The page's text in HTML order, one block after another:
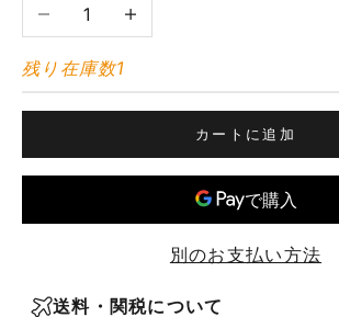
数量を減らす数量を増やす
残り在庫数1
カートに追加
別のお支払い方法
送料・関税について